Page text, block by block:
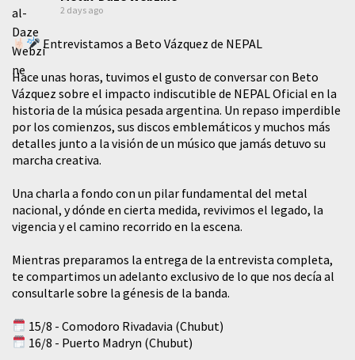
2 days ago
Entrevistamos a Beto Vázquez de NEPAL
Hace unas horas, tuvimos el gusto de conversar con Beto
Vázquez sobre el impacto indiscutible de NEPAL Oficial en la
historia de la música pesada argentina. Un repaso imperdible
por los comienzos, sus discos emblemáticos y muchos más
detalles junto a la visión de un músico que jamás detuvo su
marcha creativa.
​Una charla a fondo con un pilar fundamental del metal
nacional, y dónde en cierta medida, revivimos el legado, la
vigencia y el camino recorrido en la escena.
Mientras preparamos la entrega de la entrevista completa,
te compartimos un adelanto exclusivo de lo que nos decía al
consultarle sobre la génesis de la banda.
15/8 - Comodoro Rivadavia (Chubut)
16/8 - Puerto Madryn (Chubut)